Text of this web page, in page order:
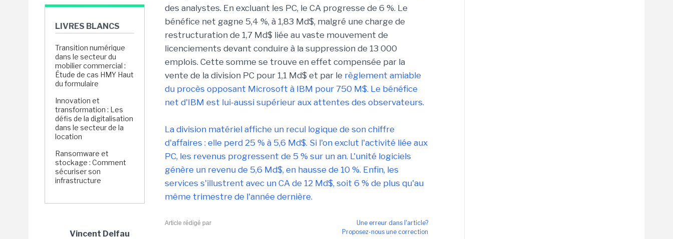
LIVRES BLANCS
Transition numérique
dans le secteur du
mobilier commercial :
Étude de cas HMY Haut
du formulaire
Innovation et
transformation : Les
défis de la digitalisation
dans le secteur de la
location
Ransomware et
stockage : Comment
sécuriser son
infrastructure
des analystes. En excluant les PC, le CA progresse de 6 %. Le
bénéfice net gagne 5,4 %, à 1,83 Md$, malgré une charge de
restructuration de 1,7 Md$ liée au vaste mouvement de
licenciements devant conduire à la suppression de 13 000
emplois. Cette somme se trouve en effet compensée par la
vente de la division PC pour 1,1 Md$ et par le règlement amiable
du procès opposant Microsoft à IBM pour 750 M$. Le bénéfice
net d'IBM est lui-aussi supérieur aux attentes des observateurs.
La division matériel affiche un recul logique de son chiffre
d'affaires : elle perd 25 % à 5,6 Md$. Si l'on exclut l'activité liée aux
PC, les revenus progressent de 5 % sur un an. L'unité logiciels
génère un revenu de 5,6 Md$, en hausse de 10 %. Enfin, les
services s'illustrent avec un CA de 12 Md$, soit 6 % de plus qu'au
même trimestre de l'année dernière.
Une erreur dans l'article?
Proposez-nous une correction
Article rédigé par
Vincent Delfau